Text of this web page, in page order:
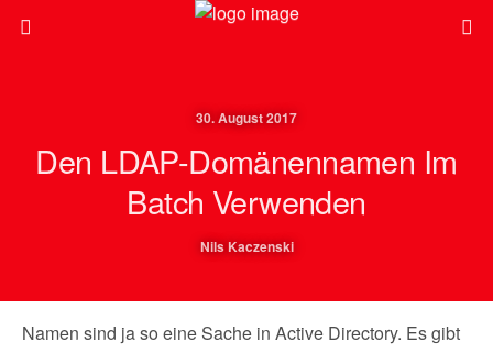
30. August 2017
Den LDAP-Domänennamen Im
Batch Verwenden
Nils Kaczenski
Namen sind ja so eine Sache in Active Directory. Es gibt